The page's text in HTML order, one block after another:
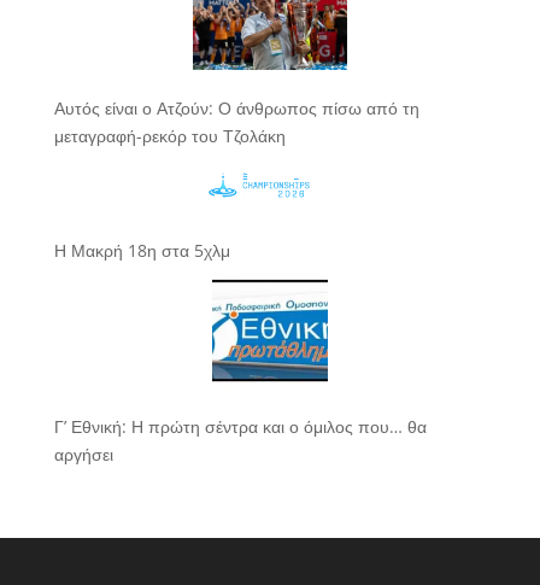
Αυτός είναι ο Ατζούν: Ο άνθρωπος πίσω από τη
μεταγραφή-ρεκόρ του Τζολάκη
Η Μακρή 18η στα 5χλμ
Γ’ Εθνική: Η πρώτη σέντρα και ο όμιλος που… θα
αργήσει